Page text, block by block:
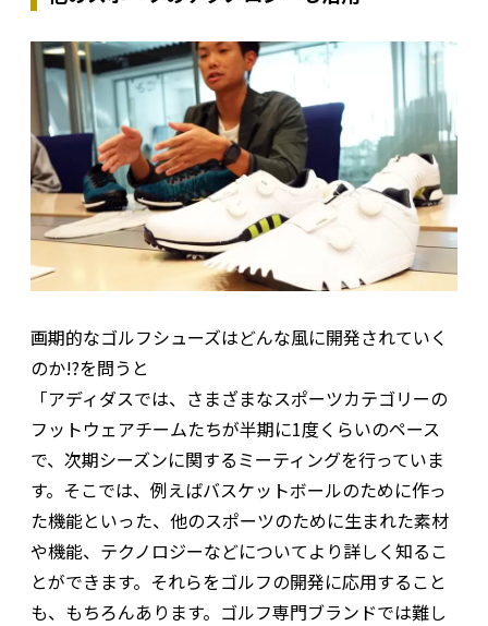
画期的なゴルフシューズはどんな風に開発されていく
のか!?を問うと
「アディダスでは、さまざまなスポーツカテゴリーの
フットウェアチームたちが半期に1度くらいのペース
で、次期シーズンに関するミーティングを行っていま
す。そこでは、例えばバスケットボールのために作っ
た機能といった、他のスポーツのために生まれた素材
や機能、テクノロジーなどについてより詳しく知るこ
とができます。それらをゴルフの開発に応用すること
も、もちろんあります。ゴルフ専門ブランドでは難し